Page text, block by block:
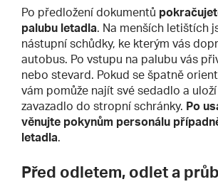
Po předložení dokumentů
palubu letadla. Na menších letištích
nástupní schůdky, ke kterým vás
autobus. Po vstupu na palubu vás
nebo stevard. Pokud se špatně
vám pomůže najít své sedadlo a
zavazadlo do stropní schránky. Po
věnujte pokynům personálu
letadla.
Před odletem, odlet a